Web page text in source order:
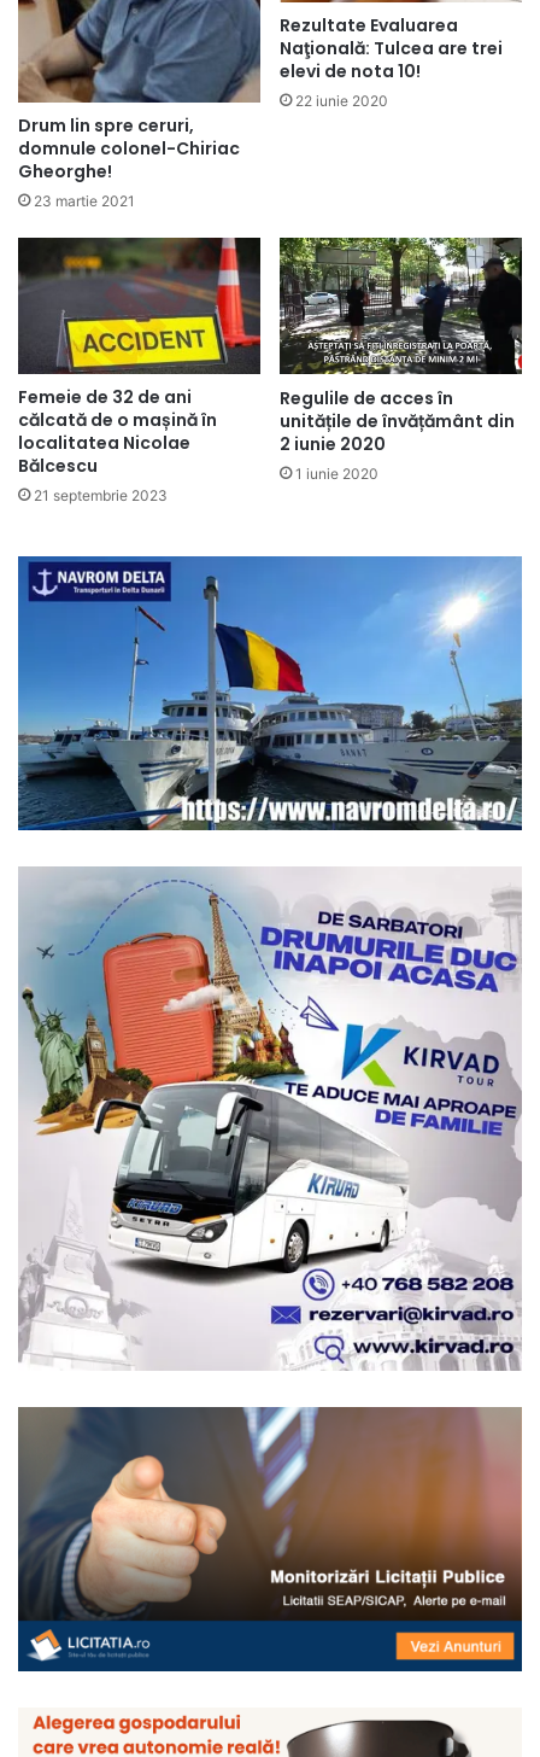
Drum lin spre ceruri,
domnule colonel-Chiriac
Gheorghe!
23 martie 2021
Rezultate Evaluarea
Naţională: Tulcea are trei
elevi de nota 10!
22 iunie 2020
Femeie de 32 de ani
călcată de o mașină în
localitatea Nicolae
Bălcescu
21 septembrie 2023
Regulile de acces în
unitățile de învățământ din
2 iunie 2020
1 iunie 2020